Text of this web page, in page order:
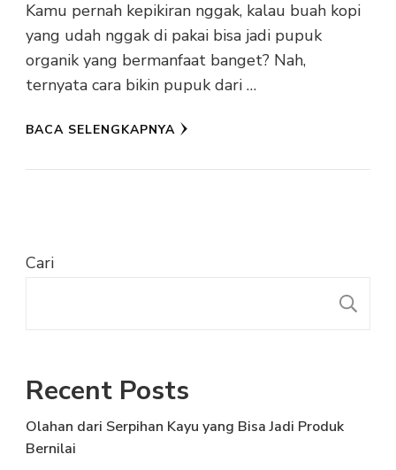
Kamu pernah kepikiran nggak, kalau buah kopi
yang udah nggak di pakai bisa jadi pupuk
organik yang bermanfaat banget? Nah,
ternyata cara bikin pupuk dari …
BACA SELENGKAPNYA
Cari
Recent Posts
Olahan dari Serpihan Kayu yang Bisa Jadi Produk
Bernilai